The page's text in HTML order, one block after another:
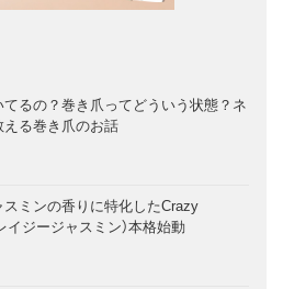
るの？巻き爪ってどういう状態？ネ
る巻き爪のお話
ミンの香りに特化したCrazy
イジージャスミン）本格始動